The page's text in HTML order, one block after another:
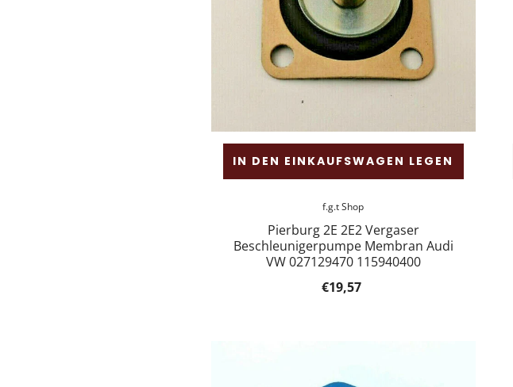
f.g.t Shop
Pierburg 2E 2E2 Vergaser
Beschleunigerpumpe Membran Audi
VW 027129470 115940400
€19,57
IN DEN EINKAUFSWAGEN LEGEN